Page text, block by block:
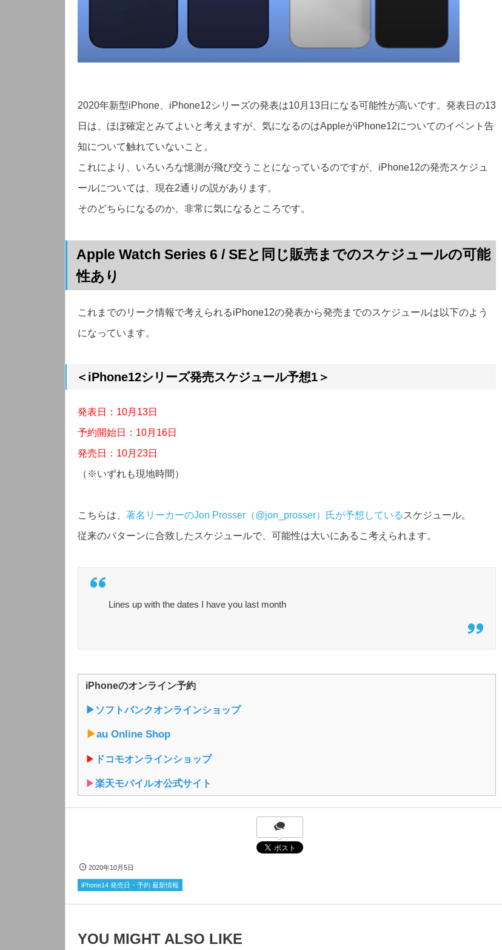
2020年新型iPhone、iPhone12シリーズの発表は10月13日になる可能性が高いです。発表日の13
日は、ほぼ確定とみてよいと考えますが、気になるのはAppleがiPhone12についてのイベント告
知について触れていないこと。
これにより、いろいろな憶測が飛び交うことになっているのですが、iPhone12の発売スケジュ
ールについては、現在2通りの説があります。
そのどちらになるのか、非常に気になるところです。
Apple Watch Series 6 / SEと同じ販売までのスケジュールの可能
性あり
これまでのリーク情報で考えられるiPhone12の発表から発売までのスケジュールは以下のよう
になっています。
＜iPhone12シリーズ発売スケジュール予想1＞
発表日：10月13日
予約開始日：10月16日
発売日：10月23日
（※いずれも現地時間）
こちらは、 著名リーカーのJon Prosser（@jon_prosser）氏が予想している スケジュール。
従来のパターンに合致したスケジュールで、可能性は大いにあるこ考えられます。
Lines up with the dates I have you last month
iPhoneのオンライン予約
▶︎ソフトバンクオンラインショップ
▶︎au Online Shop
▶︎ ドコモオンラインショップ
▶︎楽天モバイルオ公式サイト
2020年10月5日
iPhone14 発売日・予約 最新情報
YOU MIGHT ALSO LIKE